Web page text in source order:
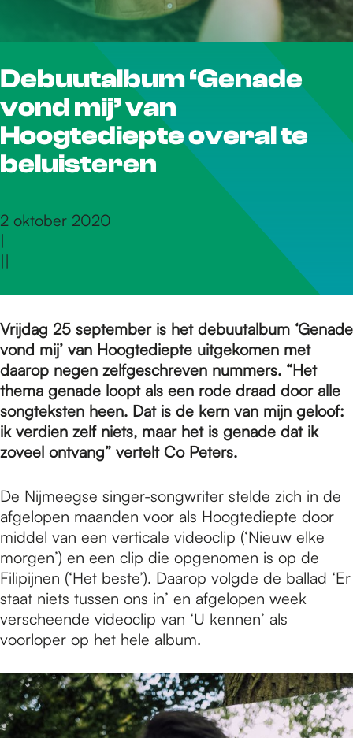
r
d
e
m
e
p
a
g
e
Debuutalbum ‘Genade
vond mij’ van
Hoogtediepte overal te
beluisteren
2 oktober 2020
|
||
Vrijdag 25 september is het debuutalbum ‘Genade
vond mij’ van Hoogtediepte uitgekomen met
daarop negen zelfgeschreven nummers. “Het
thema genade loopt als een rode draad door alle
songteksten heen. Dat is de kern van mijn geloof:
ik verdien zelf niets, maar het is genade dat ik
zoveel ontvang” vertelt Co Peters.
De Nijmeegse singer-songwriter stelde zich in de
afgelopen maanden voor als Hoogtediepte door
middel van een verticale videoclip (‘Nieuw elke
morgen’) en een clip die opgenomen is op de
Filipijnen (‘Het beste’). Daarop volgde de ballad ‘Er
staat niets tussen ons in’ en afgelopen week
verscheende videoclip van ‘U kennen’ als
voorloper op het hele album.